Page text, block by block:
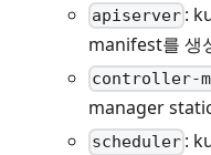
apiserver :
manifest를 생
controller-
manager
scheduler :